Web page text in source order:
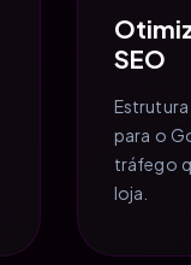
SEO
para o
tráfego
loja.